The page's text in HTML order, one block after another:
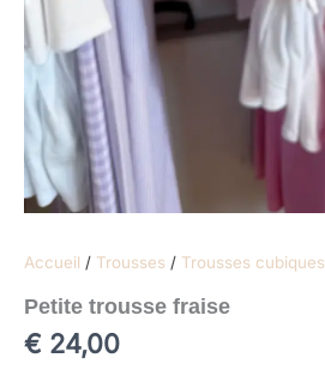
Accueil / Trousses / Trousses cubiques
Petite trousse fraise
€ 24,00